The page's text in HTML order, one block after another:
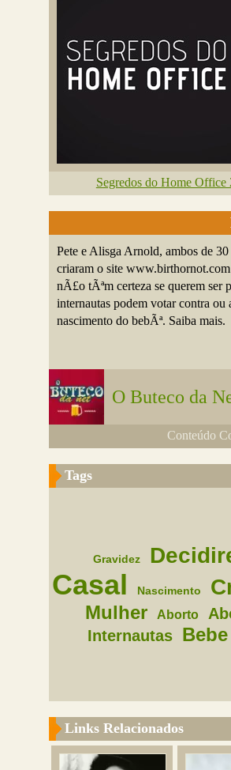
Segredos do Home Office
Pete e Alisga Arnold, ambos de 30
criaram o site
nÃ£o tÃªm certeza se querem ser
internautas podem votar contra ou
nascimento do bebÃª. Saiba mais.
O Buteco da
Conteúdo
Tags
Gravidez
Casal Nascimento
Mulher
Aborto
Internautas
Bebe
Links Relacionados